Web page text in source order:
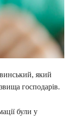
який
господарів.
були у